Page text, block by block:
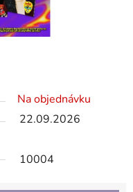
Na objednávku
22.09.2026
10004